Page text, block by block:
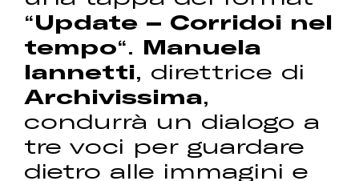
“Update – Corridoi nel
tempo“. Manuela
Iannetti, direttrice di
Archivissima,
condurrà un dialogo a
tre voci per guardare
dietro alle immagini e